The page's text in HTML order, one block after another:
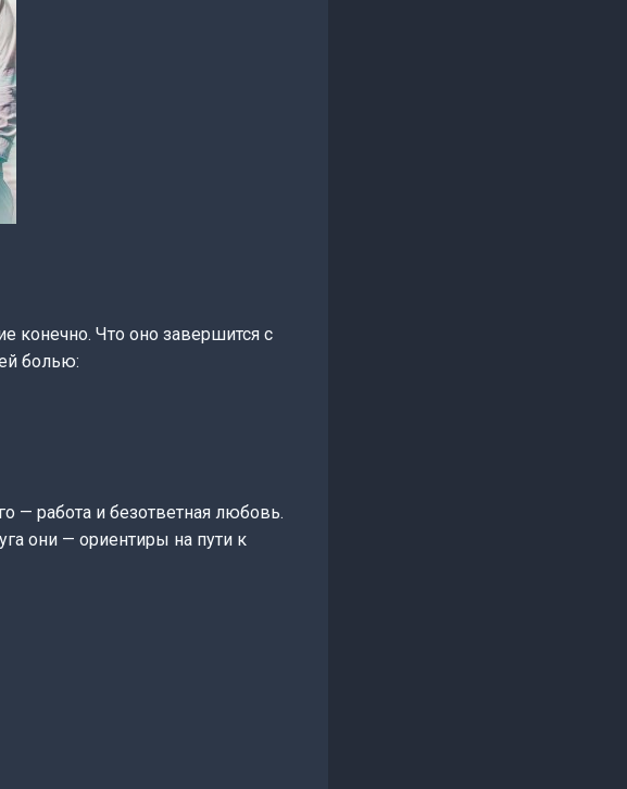
конечно. Что оно завершится с
болью:
— работа и безответная любовь.
они — ориентиры на пути к